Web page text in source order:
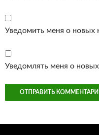
Уведомить меня о новых
Уведомлять меня о